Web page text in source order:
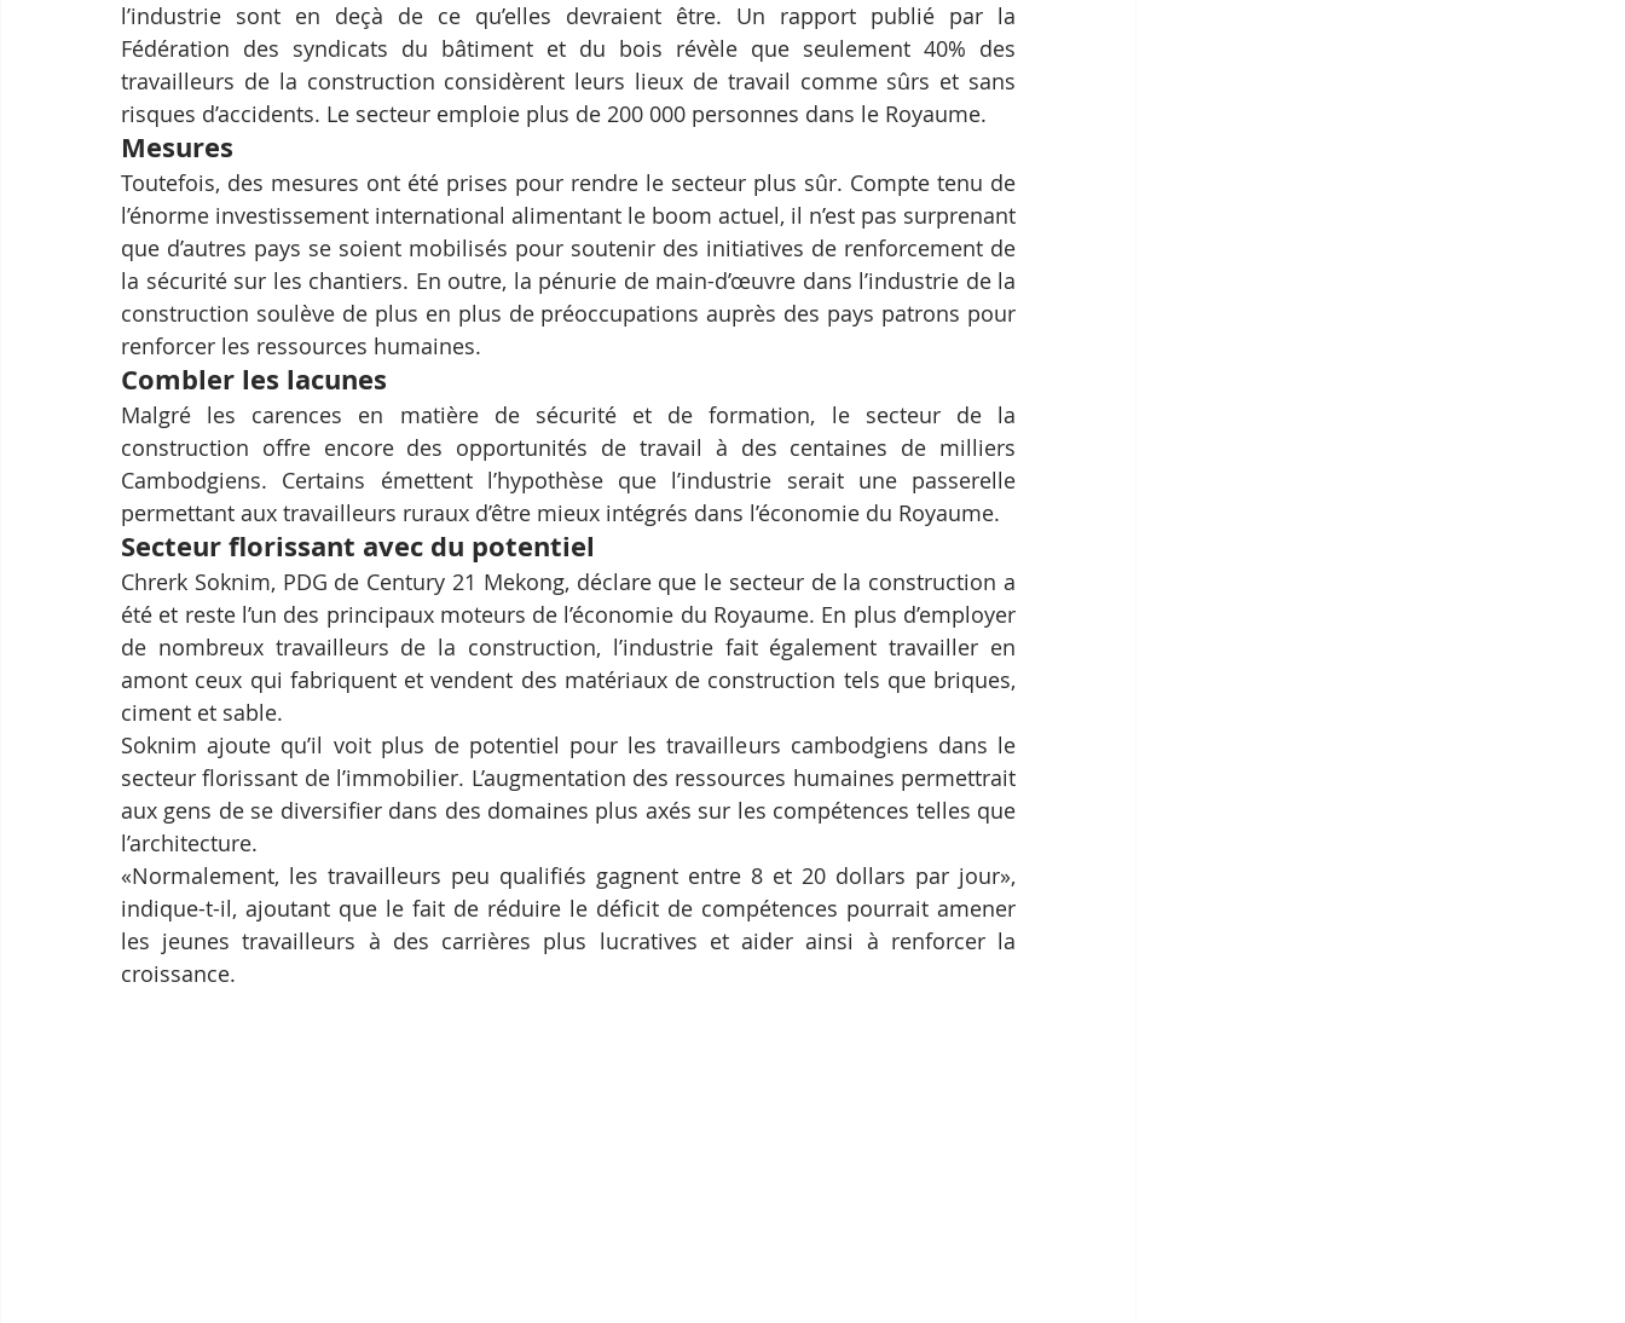
l’industrie sont en deçà de ce qu’elles devraient être. Un rapport publié par la
Fédération des syndicats du bâtiment et du bois révèle que seulement 40% des
travailleurs de la construction considèrent leurs lieux de travail comme sûrs et sans
risques d’accidents. Le secteur emploie plus de 200 000 personnes dans le Royaume.
Mesures
Toutefois, des mesures ont été prises pour rendre le secteur plus sûr. Compte tenu de
l’énorme investissement international alimentant le boom actuel, il n’est pas surprenant
que d’autres pays se soient mobilisés pour soutenir des initiatives de renforcement de
la sécurité sur les chantiers. En outre, la pénurie de main-d’œuvre dans l’industrie de la
construction soulève de plus en plus de préoccupations auprès des pays patrons pour
renforcer les ressources humaines.
Combler les lacunes
Malgré les carences en matière de sécurité et de formation, le secteur de la
construction offre encore des opportunités de travail à des centaines de milliers
Cambodgiens. Certains émettent l’hypothèse que l’industrie serait une passerelle
permettant aux travailleurs ruraux d’être mieux intégrés dans l’économie du Royaume.
Secteur florissant avec du potentiel
Chrerk Soknim, PDG de Century 21 Mekong, déclare que le secteur de la construction a
été et reste l’un des principaux moteurs de l’économie du Royaume. En plus d’employer
de nombreux travailleurs de la construction, l’industrie fait également travailler en
amont ceux qui fabriquent et vendent des matériaux de construction tels que briques,
ciment et sable.
Soknim ajoute qu’il voit plus de potentiel pour les travailleurs cambodgiens dans le
secteur florissant de l’immobilier. L’augmentation des ressources humaines permettrait
aux gens de se diversifier dans des domaines plus axés sur les compétences telles que
l’architecture.
«Normalement, les travailleurs peu qualifiés gagnent entre 8 et 20 dollars par jour»,
indique-t-il, ajoutant que le fait de réduire le déficit de compétences pourrait amener
les jeunes travailleurs à des carrières plus lucratives et aider ainsi à renforcer la
croissance.